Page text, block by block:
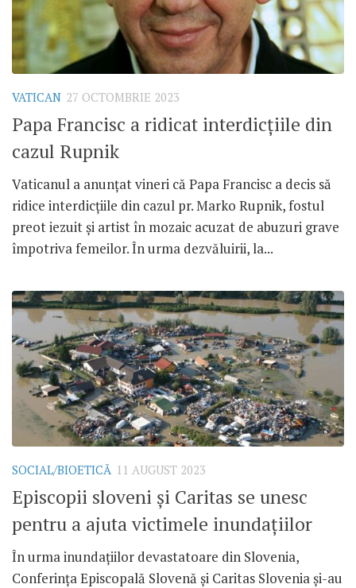
VATICAN 27 OCTOMBRIE 2023
Papa Francisc a ridicat interdicțiile din
cazul Rupnik
Vaticanul a anunțat vineri că Papa Francisc a decis să
ridice interdicțiile din cazul pr. Marko Rupnik, fostul
preot iezuit și artist în mozaic acuzat de abuzuri grave
împotriva femeilor. În urma dezvăluirii, la...
SOCIAL/BIOETICĂ 11 AUGUST 2023
Episcopii sloveni și Caritas se unesc
pentru a ajuta victimele inundațiilor
În urma inundațiilor devastatoare din Slovenia,
Conferința Episcopală Slovenă și Caritas Slovenia și-au